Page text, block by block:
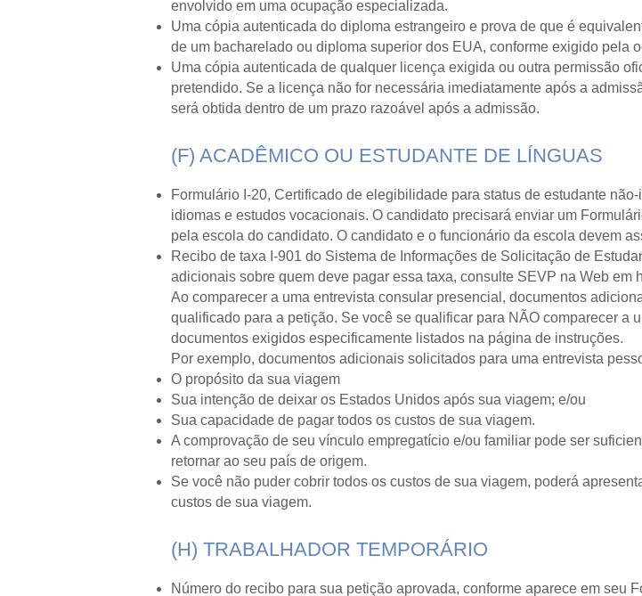
envolvido em uma ocupação especializada.
Uma cópia autenticada do diploma estrangeiro e prova de que é
de um bacharelado ou diploma superior dos EUA, conforme exigido pela
Uma cópia autenticada de qualquer licença exigida ou outra permissão
pretendido. Se a licença não for necessária imediatamente após a
será obtida dentro de um prazo razoável após a admissão.
(F) ACADÊMICO OU ESTUDANTE DE LÍNGUAS
Formulário I-20, Certificado de elegibilidade para status de estudante
idiomas e estudos vocacionais. O candidato precisará enviar um
pela escola do candidato. O candidato e o funcionário da escola devem
Recibo de taxa I-901 do Sistema de Informações de Solicitação de
adicionais sobre quem deve pagar essa taxa, consulte SEVP na Web em
Ao comparecer a uma entrevista consular presencial, documentos
qualificado para a petição. Se você se qualificar para NÃO comparecer a
documentos exigidos especificamente listados na página de instruções.
Por exemplo, documentos adicionais solicitados para uma entrevista
O propósito da sua viagem
Sua intenção de deixar os Estados Unidos após sua viagem; e/ou
Sua capacidade de pagar todos os custos de sua viagem.
A comprovação de seu vínculo empregatício e/ou familiar pode ser
retornar ao seu país de origem.
Se você não puder cobrir todos os custos de sua viagem, poderá
custos de sua viagem.
(H) TRABALHADOR TEMPORÁRIO
Número do recibo para sua petição aprovada, conforme aparece em seu